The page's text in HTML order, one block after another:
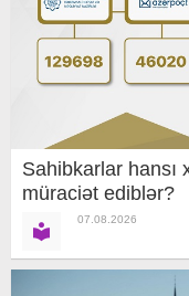
Sahibkarlar hansı
müraciət ediblər?
07.08.2026